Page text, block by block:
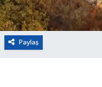
Paylaş
Kültür ve Sanat
Sivil Toplum